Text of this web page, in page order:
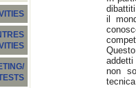
il
non